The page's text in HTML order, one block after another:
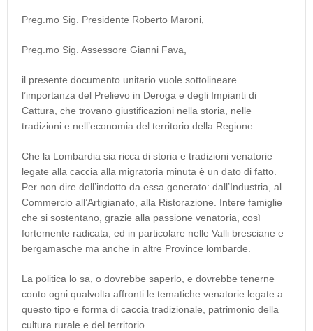
Preg.mo Sig. Presidente Roberto Maroni,
Preg.mo Sig. Assessore Gianni Fava,
il presente documento unitario vuole sottolineare
l’importanza del Prelievo in Deroga e degli Impianti di
Cattura, che trovano giustificazioni nella storia, nelle
tradizioni e nell’economia del territorio della Regione.
Che la Lombardia sia ricca di storia e tradizioni venatorie
legate alla caccia alla migratoria minuta è un dato di fatto.
Per non dire dell’indotto da essa generato: dall’Industria, al
Commercio all’Artigianato, alla Ristorazione. Intere famiglie
che si sostentano, grazie alla passione venatoria, così
fortemente radicata, ed in particolare nelle Valli bresciane e
bergamasche ma anche in altre Province lombarde.
La politica lo sa, o dovrebbe saperlo, e dovrebbe tenerne
conto ogni qualvolta affronti le tematiche venatorie legate a
questo tipo e forma di caccia tradizionale, patrimonio della
cultura rurale e del territorio.